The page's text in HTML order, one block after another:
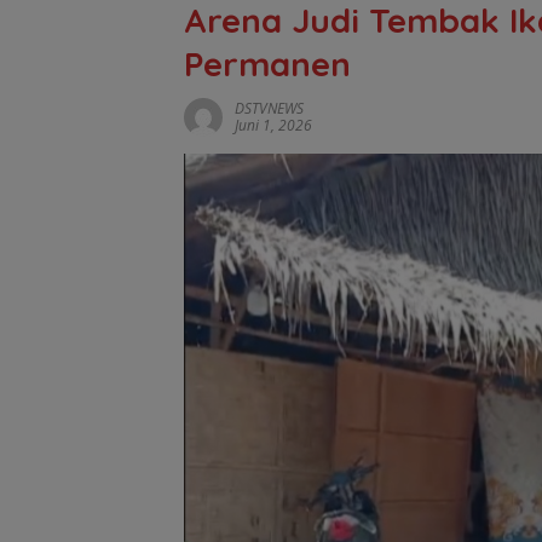
Arena Judi Tembak
Permanen
DSTVNEWS
Juni 1, 2026